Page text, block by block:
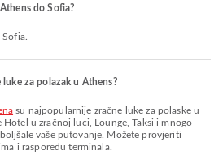
do Sofia?
za polazak u Athens?
su najpopularnije zračne luke za polaske u
Hotel u zračnoj luci, Lounge, Taksi i mnogo
vaše putovanje. Možete provjeriti
i rasporedu terminala.